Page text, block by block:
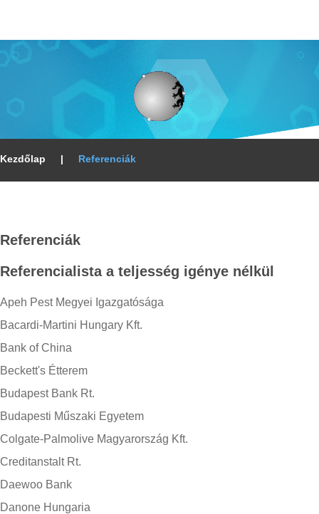
Kezdőlap | Referenciák
Referenciák
Referencialista a teljesség igénye nélkül
Apeh Pest Megyei Igazgatósága
Bacardi-Martini Hungary Kft.
Bank of China
Beckett's Étterem
Budapest Bank Rt.
Budapesti Műszaki Egyetem
Colgate-Palmolive Magyarország Kft.
Creditanstalt Rt.
Daewoo Bank
Danone Hungaria